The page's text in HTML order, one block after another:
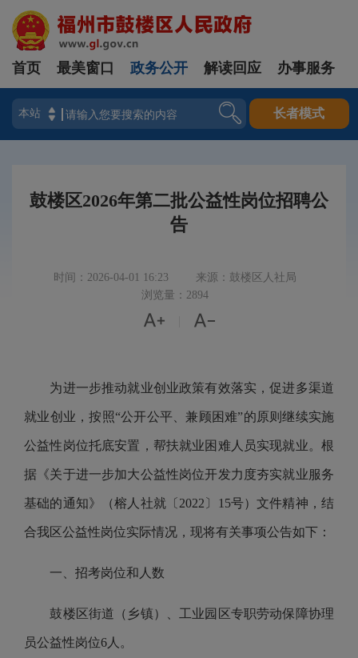
登录
首页 最美窗口 政务公开 解读回应 办事服务
长者模式
鼓楼区2026年第二批公益性岗位招聘公
告
时间：2026-04-01 16:23
来源：鼓楼区人社局
浏览量：2894
 
为进一步推动就业创业政策有效落实，促进多渠道
就业创业，按照“公开公平、兼顾困难”的原则继续实施
公益性岗位托底安置，帮扶就业困难人员实现就业。根
据《关于进一步加大公益性岗位开发力度夯实就业服务
基础的通知》（榕人社就〔 2022 〕 15号）文件精神，结
合我区公益性岗位实际情况，现将有关事项公告如下：
一、招考岗位和人数
鼓楼区街道（乡镇）、工业园区专职劳动保障协理
员公益性岗位6 人。